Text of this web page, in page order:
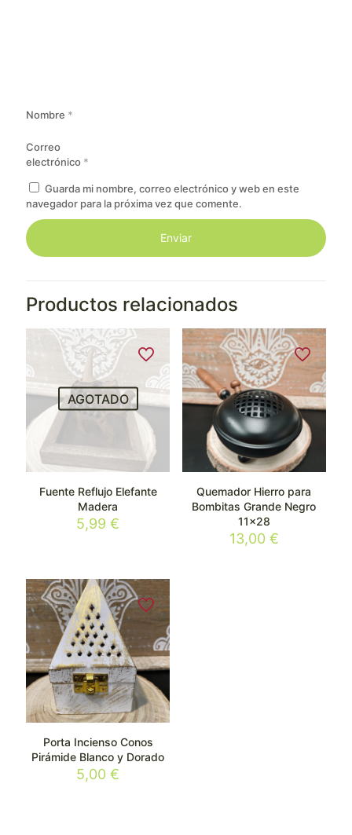
Nombre *
Correo
electrónico *
Guarda mi nombre, correo electrónico y web en este
navegador para la próxima vez que comente.
Productos relacionados
AGOTADO
Fuente Reflujo Elefante
Madera
5,99€
Quemador Hierro para
Bombitas Grande Negro
11×28
13,00 €
Porta Incienso Conos
Pirámide Blanco y Dorado
5,00€